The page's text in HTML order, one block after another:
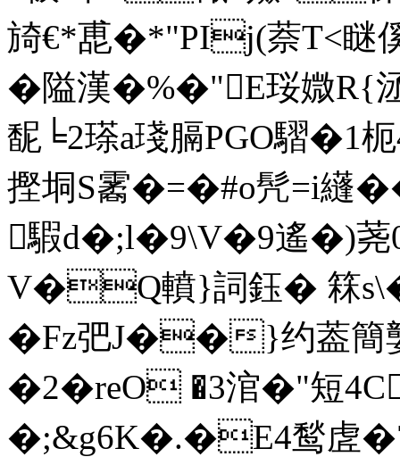
旑€*喸�*"PIj(萘T<
�隘漢�%�"E珱媺R{
馜╘2瑹a琖膈PGO騽�1
摼垌S霱�=�#o髠=i纄
騢d�;l�9\V�9遙�)荛0
V�Q轒}詞鈺� 箖
�Fz弝J��}约葢
�2�reO �3涫�"短
�;&g6K�.�E4鹙虗